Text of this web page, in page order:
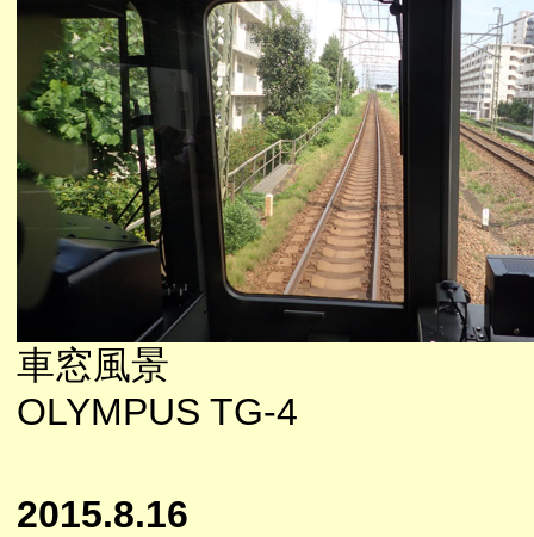
車窓風景
OLYMPUS TG-4
2015.8.16